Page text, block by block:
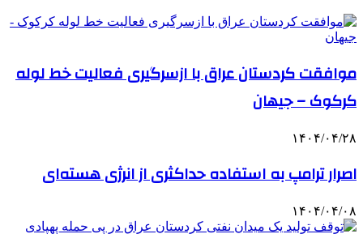
موافقت کردستان عراق با ازسرگیری فعالیت خط لوله
کرکوک – جیهان
۱۴۰۴/۰۴/۲۸
اصرار ترامپ به استفاده حداکثری از انرژی هسته‌ای
۱۴۰۴/۰۴/۰۸